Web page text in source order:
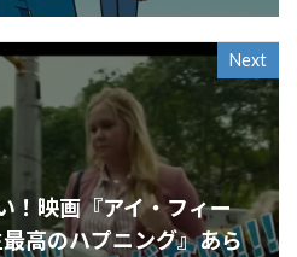
Next
！映画『アイ・フィー
高のハプニング』あら